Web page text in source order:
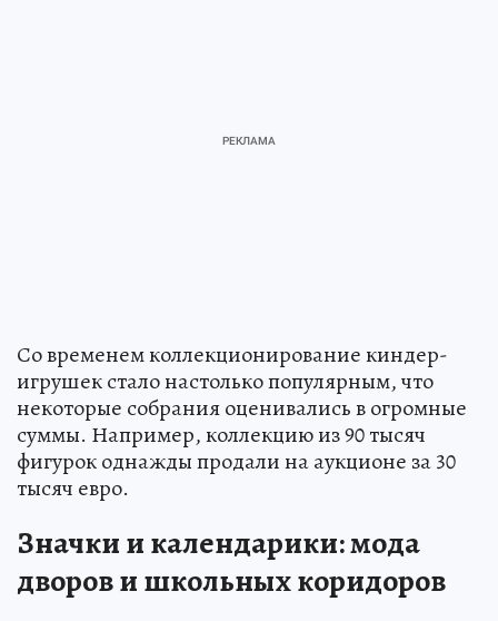
Со временем коллекционирование киндер-
игрушек стало настолько популярным, что
некоторые собрания оценивались в огромные
суммы. Например, коллекцию из 90 тысяч
фигурок однажды продали на аукционе за 30
тысяч евро.
Значки и календарики: мода
дворов и школьных коридоров